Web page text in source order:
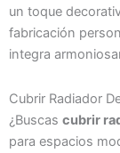
un toque
fabricación
integra
Cubrir Radiador
¿Buscas cubrir
para espacios